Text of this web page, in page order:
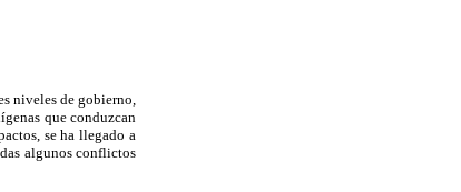
niveles de gobierno,
que conduzcan
se ha llegado a
algunos conflictos